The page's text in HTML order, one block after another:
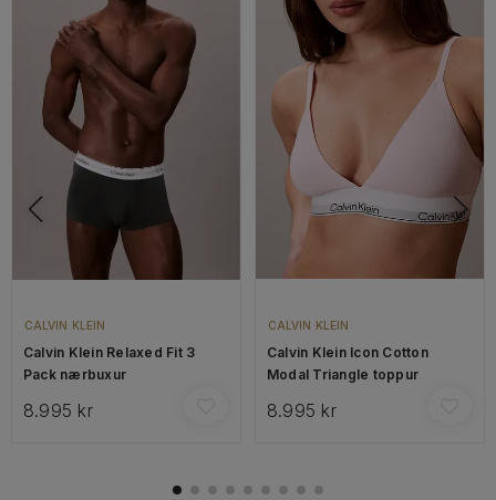
CALVIN KLEIN
Calvin Klein Relaxed Fit 3
Pack nærbuxur
8.995 kr
CALVIN KLEIN
Calvin Klein Icon Cotton
Modal Triangle toppur
8.995 kr